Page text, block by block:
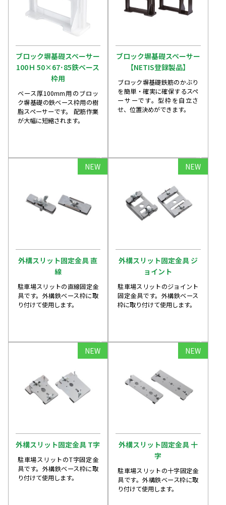
ブロック塀基礎スペーサー
100Ｈ 50×67･85鉄ベース
枠用
ベース厚100mm用のブロッ
ク塀基礎の鉄ベース枠用の樹
脂スペーサーです。 配筋作業
が大幅に短縮されます。
arrow_forward
ブロック塀基礎スペーサー
【NETIS登録製品】
ブロック塀基礎鉄筋のかぶり
を簡単・確実に確保するスペ
ーサーです。型枠を自立さ
せ、位置決めができます。
arrow_forward
NEW
外構スリット固定金具 直
線
駐車場スリットの直線固定金
具です。外構鉄ベース枠に取
り付けて使用します。
arrow_forward
NEW
外構スリット固定金具 ジ
ョイント
駐車場スリットのジョイント
固定金具です。外構鉄ベース
枠に取り付けて使用します。
arrow_forward
NEW
外構スリット固定金具 T字
駐車場スリットのT字固定金
具です。外構鉄ベース枠に取
り付けて使用します。
NEW
外構スリット固定金具 十
字
駐車場スリットの十字固定金
具です。外構鉄ベース枠に取
り付けて使用します。